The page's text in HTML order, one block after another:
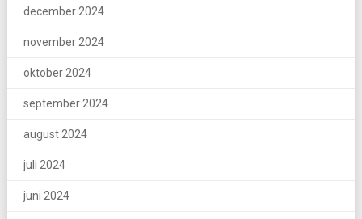
december 2024
november 2024
oktober 2024
september 2024
august 2024
juli 2024
juni 2024